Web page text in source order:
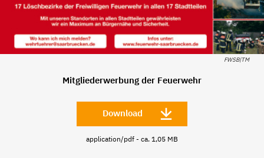
FWSB|TM
Mitgliederwerbung der Feuerwehr
Download
application/pdf - ca. 1,05 MB